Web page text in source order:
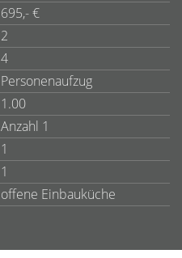
695,- €
2
4
Personenaufzug
1.00
Anzahl 1
1
1
offene Einbauküche